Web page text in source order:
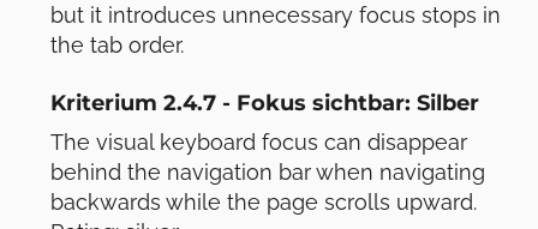
but it introduces unnecessary focus stops in
the tab order.
Kriterium 2.4.7 - Fokus sichtbar: Silber
The visual keyboard focus can disappear
behind the navigation bar when navigating
backwards while the page scrolls upward.